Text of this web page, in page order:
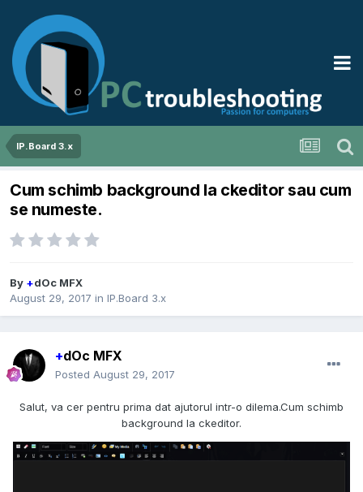
IP.Board 3.x
Cum schimb background la ckeditor sau cum
se numeste.
By +dOc MFX
August 29, 2017 in IP.Board 3.x
+dOc MFX
Posted August 29, 2017
Salut, va cer pentru prima dat ajutorul intr-o dilema.Cum schimb
background la ckeditor.